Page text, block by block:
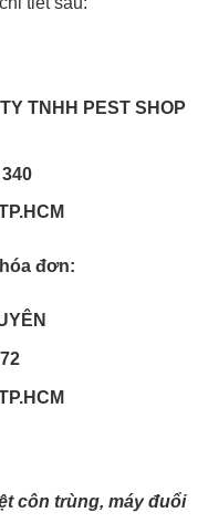
TNHH PEST SHOP
đơn:
côn trùng, máy đuổi